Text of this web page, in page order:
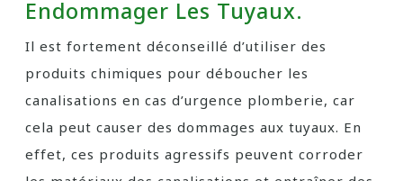
Endommager Les Tuyaux.
Il est fortement déconseillé d’utiliser des
produits chimiques pour déboucher les
canalisations en cas d’urgence plomberie, car
cela peut causer des dommages aux tuyaux. En
effet, ces produits agressifs peuvent corroder